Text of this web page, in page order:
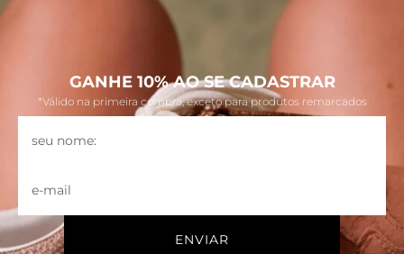
GANHE 10% AO SE CADASTRAR
*Válido na primeira compra, exceto para produtos remarcados